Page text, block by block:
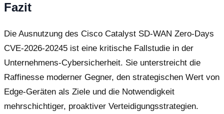
Fazit
Die Ausnutzung des Cisco Catalyst SD-WAN Zero-Days
CVE-2026-20245 ist eine kritische Fallstudie in der
Unternehmens-Cybersicherheit. Sie unterstreicht die
Raffinesse moderner Gegner, den strategischen Wert von
Edge-Geräten als Ziele und die Notwendigkeit
mehrschichtiger, proaktiver Verteidigungsstrategien.